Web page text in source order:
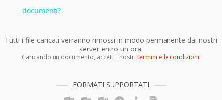
documenti?
Tutti i file caricati verranno rimossi in modo permanente dai nostri
server entro un ora.
Caricando un documento, accetti i nostri termini e le condizioni.
FORMATI SUPPORTATI